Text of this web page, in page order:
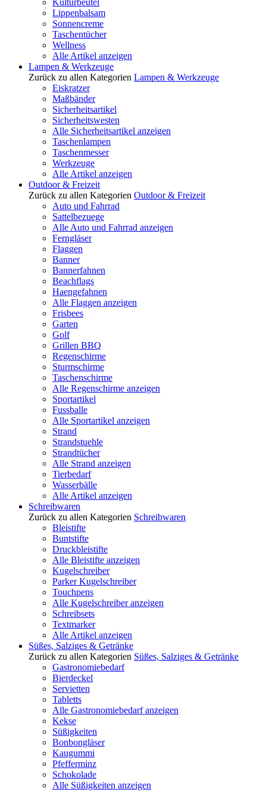
Kulturbeutel
Lippenbalsam
Sonnencreme
Taschentücher
Wellness
Alle Artikel anzeigen
Lampen & Werkzeuge
Zurück zu allen Kategorien Lampen & Werkzeuge
Eiskratzer
Maßbänder
Sicherheitsartikel
Sicherheitswesten
Alle Sicherheitsartikel anzeigen
Taschenlampen
Taschenmesser
Werkzeuge
Alle Artikel anzeigen
Outdoor & Freizeit
Zurück zu allen Kategorien Outdoor & Freizeit
Auto und Fahrrad
Sattelbezuege
Alle Auto und Fahrrad anzeigen
Ferngläser
Flaggen
Banner
Bannerfahnen
Beachflags
Haengefahnen
Alle Flaggen anzeigen
Frisbees
Garten
Golf
Grillen BBQ
Regenschirme
Sturmschirme
Taschenschirme
Alle Regenschirme anzeigen
Sportartikel
Fussballe
Alle Sportartikel anzeigen
Strand
Strandstuehle
Strandtücher
Alle Strand anzeigen
Tierbedarf
Wasserbälle
Alle Artikel anzeigen
Schreibwaren
Zurück zu allen Kategorien Schreibwaren
Bleistifte
Buntstifte
Druckbleistifte
Alle Bleistifte anzeigen
Kugelschreiber
Parker Kugelschreiber
Touchpens
Alle Kugelschreiber anzeigen
Schreibsets
Textmarker
Alle Artikel anzeigen
Süßes, Salziges & Getränke
Zurück zu allen Kategorien Süßes, Salziges & Getränke
Gastronomiebedarf
Bierdeckel
Servietten
Tabletts
Alle Gastronomiebedarf anzeigen
Kekse
Süßigkeiten
Bonbongläser
Kaugummi
Pfefferminz
Schokolade
Alle Süßigkeiten anzeigen